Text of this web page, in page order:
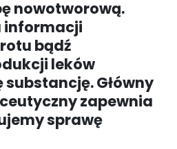
nowotworową.
informacji
bądź
leków
Główny
zapewnia
sprawę